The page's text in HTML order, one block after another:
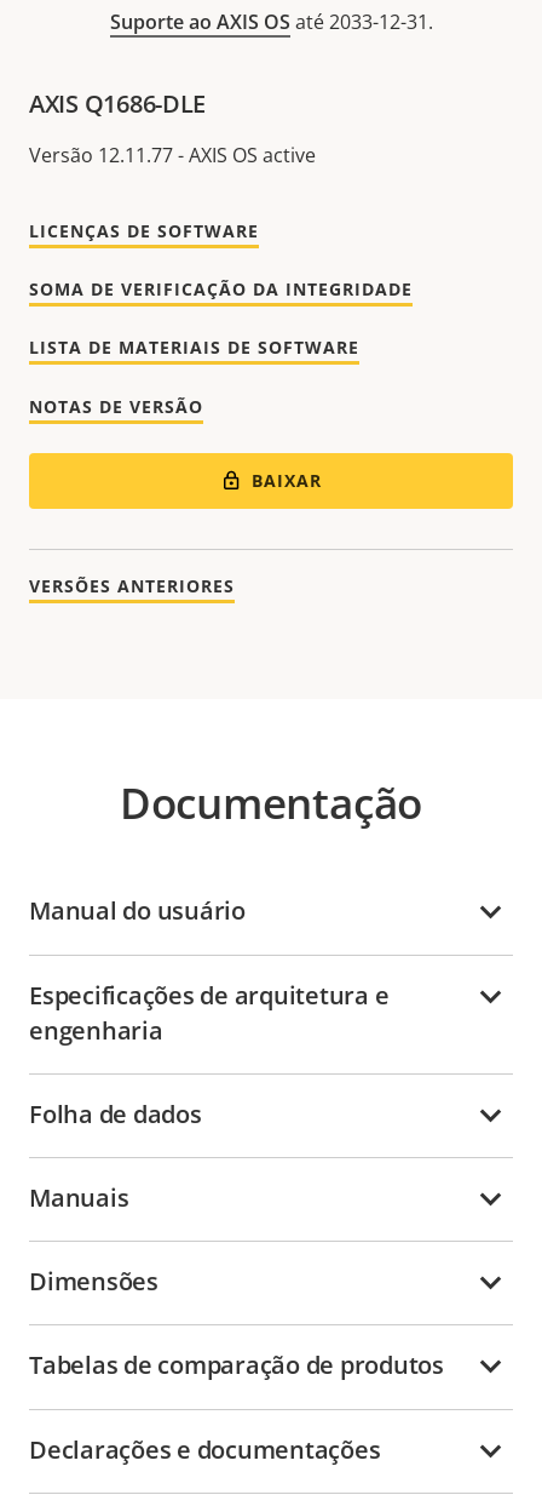
Suporte ao AXIS OS até 2033-12-31.
AXIS Q1686-DLE
Versão 12.11.77 - AXIS OS active
LICENÇAS DE SOFTWARE
SOMA DE VERIFICAÇÃO DA INTEGRIDADE
LISTA DE MATERIAIS DE SOFTWARE
NOTAS DE VERSÃO
BAIXAR
VERSÕES ANTERIORES
Documentação
Manual do usuário
Especificações de arquitetura e
engenharia
Folha de dados
Manuais
Dimensões
Tabelas de comparação de produtos
Declarações e documentações